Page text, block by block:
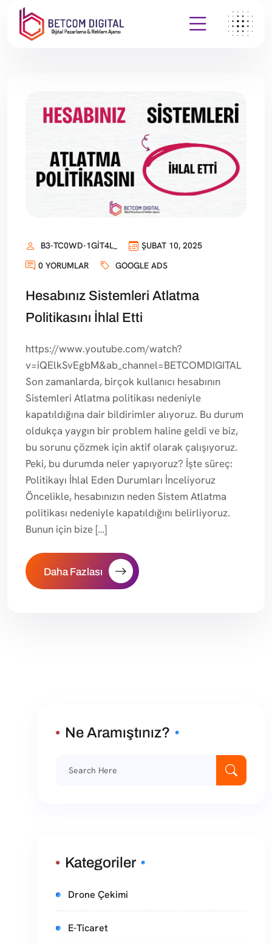
B3-TC0WD-1GIT4L_
ŞUBAT 10, 2025
0 YORUMLAR
GOOGLE ADS
Hesabınız Sistemleri Atlatma
Politikasını İhlal Etti
https://www.youtube.com/watch?
v=iQElkSvEgbM&ab_channel=BETCOMDIGITAL
Son zamanlarda, birçok kullanıcı hesabının
Sistemleri Atlatma politikası nedeniyle
kapatıldığına dair bildirimler alıyoruz. Bu durum
oldukça yaygın bir problem haline geldi ve biz,
bu sorunu çözmek için aktif olarak çalışıyoruz.
Peki, bu durumda neler yapıyoruz? İşte süreç:
Politikayı İhlal Eden Durumları İnceliyoruz
Öncelikle, hesabınızın neden Sistem Atlatma
politikası nedeniyle kapatıldığını belirliyoruz.
Bunun için bize […]
Daha Fazlası
Ne Aramıştınız?
Kategoriler
Drone Çekimi
E-Ticaret